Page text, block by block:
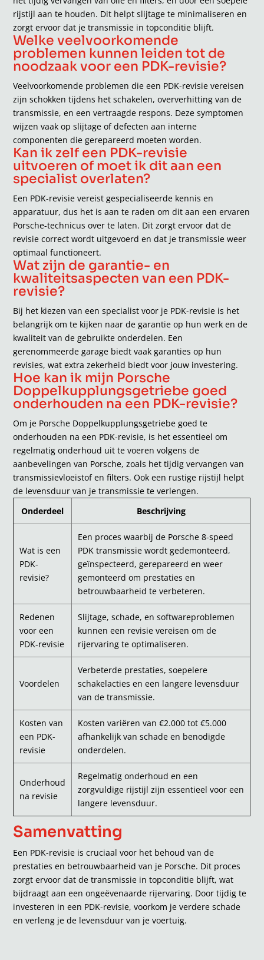
rijstijl aan te houden. Dit helpt slijtage te minimaliseren en
zorgt ervoor dat je transmissie in topconditie blijft.
Welke veelvoorkomende
problemen kunnen leiden tot de
noodzaak voor een PDK-revisie?
Veelvoorkomende problemen die een PDK-revisie vereisen
zijn schokken tijdens het schakelen, oververhitting van de
transmissie, en een vertraagde respons. Deze symptomen
wijzen vaak op slijtage of defecten aan interne
componenten die gerepareerd moeten worden.
Kan ik zelf een PDK-revisie
uitvoeren of moet ik dit aan een
specialist overlaten?
Een PDK-revisie vereist gespecialiseerde kennis en
apparatuur, dus het is aan te raden om dit aan een ervaren
Porsche-technicus over te laten. Dit zorgt ervoor dat de
revisie correct wordt uitgevoerd en dat je transmissie weer
optimaal functioneert.
Wat zijn de garantie- en
kwaliteitsaspecten van een PDK-
revisie?
Bij het kiezen van een specialist voor je PDK-revisie is het
belangrijk om te kijken naar de garantie op hun werk en de
kwaliteit van de gebruikte onderdelen. Een
gerenommeerde garage biedt vaak garanties op hun
revisies, wat extra zekerheid biedt voor jouw investering.
Hoe kan ik mijn Porsche
Doppelkupplungsgetriebe goed
onderhouden na een PDK-revisie?
Om je Porsche Doppelkupplungsgetriebe goed te
onderhouden na een PDK-revisie, is het essentieel om
regelmatig onderhoud uit te voeren volgens de
aanbevelingen van Porsche, zoals het tijdig vervangen van
transmissievloeistof en filters. Ook een rustige rijstijl helpt
de levensduur van je transmissie te verlengen.
Onderdeel
Beschrijving
Wat is een
PDK-
revisie?
Een proces waarbij de Porsche 8-speed
PDK transmissie wordt gedemonteerd,
geïnspecteerd, gerepareerd en weer
gemonteerd om prestaties en
betrouwbaarheid te verbeteren.
Redenen
voor een
PDK-revisie
Slijtage, schade, en softwareproblemen
kunnen een revisie vereisen om de
rijervaring te optimaliseren.
Voordelen
Verbeterde prestaties, soepelere
schakelacties en een langere levensduur
van de transmissie.
Kosten van
een PDK-
revisie
Kosten variëren van €2.000 tot €5.000
afhankelijk van schade en benodigde
onderdelen.
Onderhoud
na revisie
Regelmatig onderhoud en een
zorgvuldige rijstijl zijn essentieel voor een
langere levensduur.
Samenvatting
Een PDK-revisie is cruciaal voor het behoud van de
prestaties en betrouwbaarheid van je Porsche. Dit proces
zorgt ervoor dat de transmissie in topconditie blijft, wat
bijdraagt aan een ongeëvenaarde rijervaring. Door tijdig te
investeren in een PDK-revisie, voorkom je verdere schade
en verleng je de levensduur van je voertuig.